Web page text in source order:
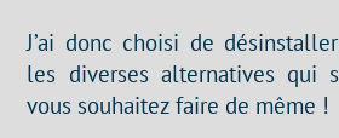
J’ai donc choisi de
les diverses alternatives qui
vous souhaitez faire de même !